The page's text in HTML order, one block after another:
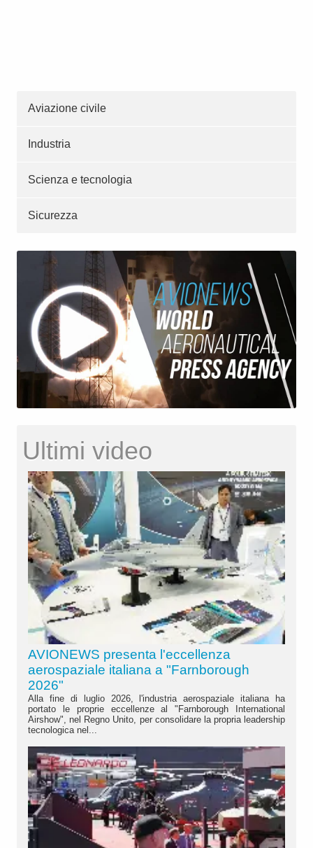
Aviazione civile
Industria
Scienza e tecnologia
Sicurezza
Ultimi video
AVIONEWS presenta l'eccellenza
aerospaziale italiana a "Farnborough
2026"
Alla fine di luglio 2026, l'industria aerospaziale italiana ha
portato le proprie eccellenze al "Farnborough International
Airshow", nel Regno Unito, per consolidare la propria leadership
tecnologica nel...